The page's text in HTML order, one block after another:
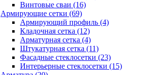
Винтовые сваи (16)
Армирующие сетки (69)
Армирующий профиль (4)
Кладочная сетка (12)
Арматурная сетка (4)
Штукатурная сетка (11)
Фасадные стеклосетки (23)
Интерьерные стеклосетки (15)